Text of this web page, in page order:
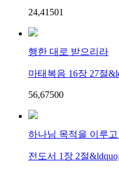
24,41501
행한 대로 받으리라
마태복음 16장 27절
56,67500
하나님 목적을 이루
전도서 1장 2절